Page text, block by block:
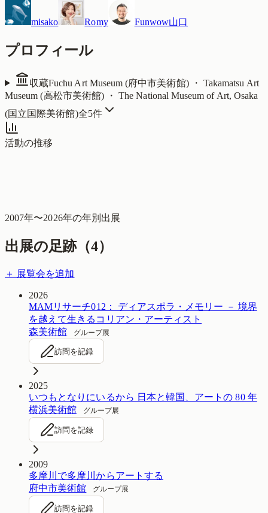
misako Romy Funwow山口
プロフィール
収蔵Fuchu Art Museum (府中市美術館) ・ Takamatsu Art
Museum (高松市美術館) ・ The National Museum of Art, Osaka
(国立国際美術館)全5件
活動の推移
2007年〜2026年の年別出展
出展の足跡（4）
＋ 展覧会を追加
2026
MAMリサーチ012： ディアスポラ・メモリー － 境界
を越えて生きるコリアン・アーティスト
森美術館
グループ展
訪問を記録
2025
いつもとなりにいるから 日本と韓国、アートの 80 年
横浜美術館
グループ展
訪問を記録
2009
多摩川で多摩川からアートする
府中市美術館
グループ展
訪問を記録